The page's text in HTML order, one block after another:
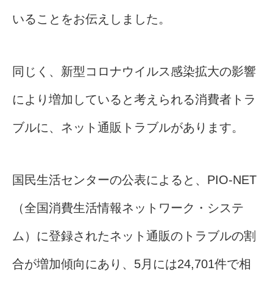
いることをお伝えしました。
同じく、新型コロナウイルス感染拡大の影響
により増加していると考えられる消費者トラ
ブルに、ネット通販トラブルがあります。
国民生活センターの公表によると、PIO-NET
（全国消費生活情報ネットワーク・システ
ム）に登録されたネット通販のトラブルの割
合が増加傾向にあり、5月には24,701件で相